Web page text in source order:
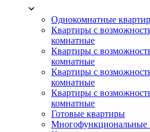
Однокомнатные
Квартиры с
комнатные
Квартиры с
комнатные
Квартиры с
комнатные
Квартиры с
комнатные
Готовые квартиры
Многофункциональные